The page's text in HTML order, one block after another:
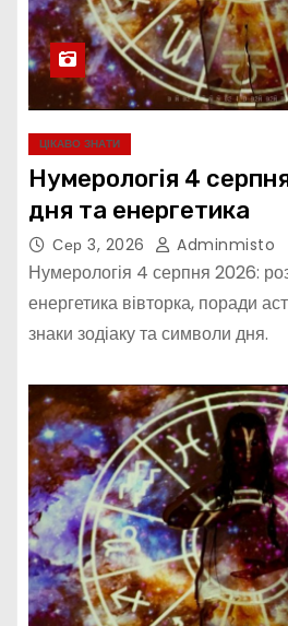
ЦІКАВО ЗНАТИ
Нумерологія 4
дня та енергетика
Сер 3, 2026 Adminmisto
Нумерологія 4 серпня 2026:
енергетика вівторка, поради
знаки зодіаку та символи дня.